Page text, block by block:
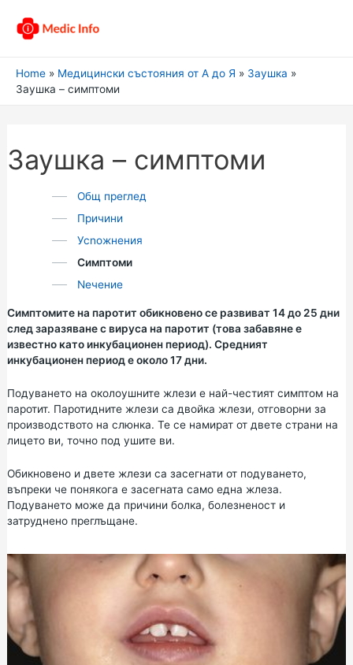
Home Медицински състояния от А до Я
Заушка
Заушка – симптоми
Заушка – симптоми
Общ преглед
Причини
Усnожнения
Симптоми
Nечение
Симптомите на паротит обикновено се развиват 14 до 25 дни
след заразяване с вируса на паротит (това забавяне е
известно като инкубационен период). Средният
инкубационен период е около 17 дни.
Подуването на околоушните жлези е най-честият симптом на
паротит. Паротидните жлези са двойка жлези, отговорни за
производството на слюнка. Те се намират от двете страни на
лицето ви, точно под ушите ви.
Обикновено и двете жлези са засегнати от подуването,
въпреки че понякога е засегната само една жлеза.
Подуването може да причини болка, болезненост и
затруднено преглъщане.